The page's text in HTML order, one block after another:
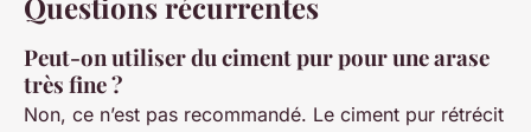
Peut-on utiliser du ciment pur pour une arase
très fine ?
Non, ce n’est pas recommandé. Le ciment pur rétrécit